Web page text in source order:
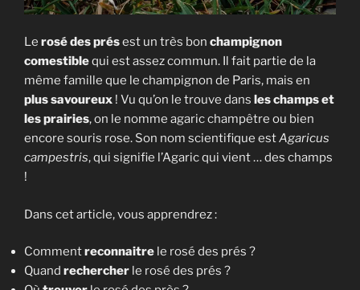
Le rosé des présest un très bon champignon
comestiblequi est assez commun. Il fait partie de la
même famille que le champignon de Paris, mais en
plus savoureux ! Vu qu’on le trouve dans les champs et
les prairies, on le nomme agaric champêtre ou bien
encore souris rose. Son nom scientifique estAgaricus
campestris, qui signifie l’Agaric qui vient … des champs
!
Dans cet article, vous apprendrez :
Commentreconnaitre le rosé des prés ?
Quand rechercher le rosé des prés ?